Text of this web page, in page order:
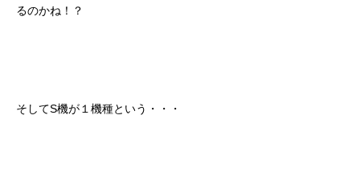
るのかね！？
そしてS機が１機種という・・・